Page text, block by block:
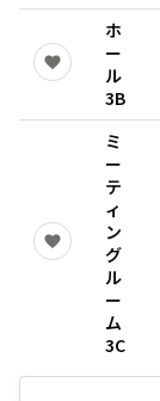
ホ
ー
ル
3B
ミ
ー
テ
ィ
ン
グ
ル
ー
ム
3C